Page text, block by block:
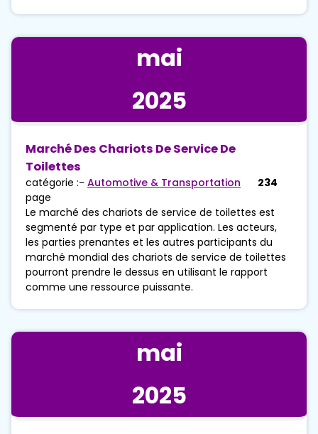
mai
2025
Marché Des Chariots De Service De
Toilettes
catégorie :- Automotive & Transportation
234
page
Le marché des chariots de service de toilettes est
segmenté par type et par application. Les acteurs,
les parties prenantes et les autres participants du
marché mondial des chariots de service de toilettes
pourront prendre le dessus en utilisant le rapport
comme une ressource puissante.
mai
2025